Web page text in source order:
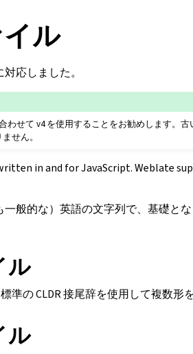
ル
応しました。
わせて v4 を使用することをお勧めします。
せん。
in and for JavaScript. Weblate
般的な）英語の文字列で、基礎と
ル
の CLDR 接尾辞を使用して複数形
ル